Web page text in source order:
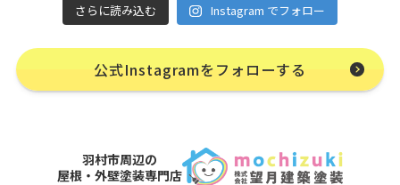
さらに読み込む Instagram でフォロー
公式Instagramをフォローする
羽村市周辺の
屋根・外壁塗装専門店